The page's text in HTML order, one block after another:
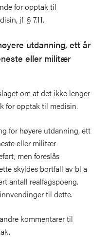
for opptak til
jf. § 7.11.
utdanning, ett år
eller militær
om at det ikke lenger
for opptak til medisin.
for høyere utdanning, ett
eller militær
men foreslås
skyldes bortfall av bl a
antall realfagspoeng.
til dette.
kommentarer til